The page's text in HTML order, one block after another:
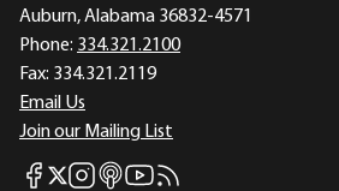
Auburn, Alabama 36832-4571
Phone: 334.321.2100
Fax: 334.321.2119
Email Us
Join our Mailing List
Mises Facebook
Mises X
Mises Instagram
Mises itunes
Mises Youtube
Mises RSS feed